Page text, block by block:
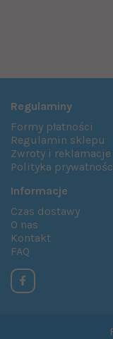
Regulaminy
Formy płatności
Regulamin sklepu
Zwroty i reklamacje
Polityka
Informacje
Czas dostawy
O nas
Kontakt
FAQ